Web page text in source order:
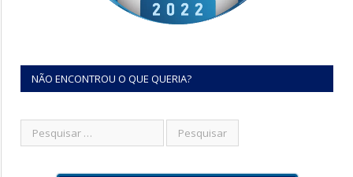
NÃO ENCONTROU O QUE QUERIA?